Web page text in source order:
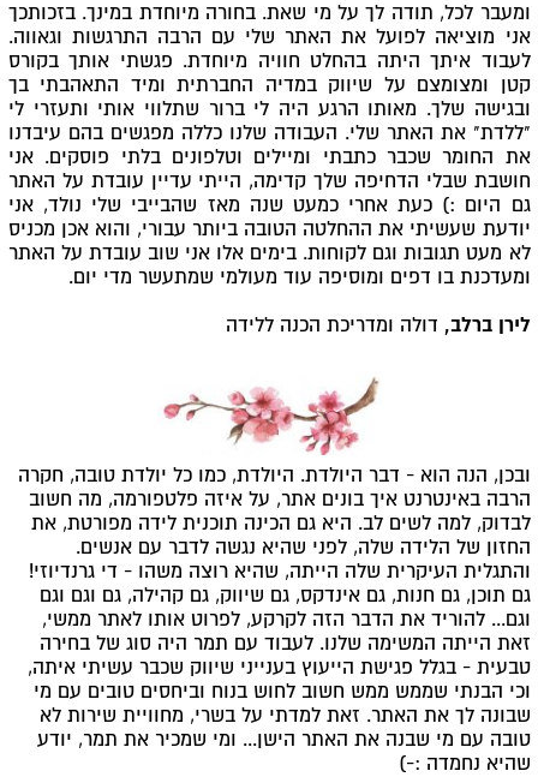
ובכן, הנה הוא - דבר היולדת. היולדת, כמו כל יולדת טובה, חקרה
הרבה באינטרנט איך בונים אתר, על איזה פלטפורמה, מה חשוב
לבדוק, למה לשים לב. היא גם הכינה תוכנית לידה מפורטת, את
החזון של הלידה שלה, לפני שהיא נגשה לדבר עם אנשים.
והתגלית העיקרית שלה הייתה, שהיא רוצה משהו - די גרנדיוזי!
גם תוכן, גם חנות, גם אינדקס, גם שיווק, גם קהילה, גם וגם וגם
וגם... להוריד את הדבר הזה לקרקע, לפרוט אותו לאתר ממשי,
זאת הייתה המשימה שלנו. לעבוד עם תמר היה סוג של בחירה
טבעית - בגלל פגישת הייעוץ בענייני שיווק שכבר עשיתי איתה,
וכי הבנתי שממש ממש חשוב לחוש בנוח וביחסים טובים עם מי
שבונה לך את האתר. זאת למדתי על בשרי, מחוויית שירות לא
טובה עם מי שבנה את האתר הישן... ומי שמכיר את תמר, יודע
שהיא נחמדה :-)
ומעבר לכל, תודה לך על מי שאת. בחורה מיוחדת במינך. בזכותכך
אני מוציאה לפועל את האתר שלי עם הרבה התרגשות וגאווה.
לעבוד איתך היתה בהחלט חוויה מיוחדת. פגשתי אותך בקורס
קטן ומצומצם על שיווק במדיה החברתית ומיד התאהבתי בך
ובגישה שלך. מאותו הרגע היה לי ברור שתלווי אותי ותעזרי לי
"ללדת" את האתר שלי. העבודה שלנו כללה מפגשים בהם עיבדנו
את החומר שכבר כתבתי ומיילים וטלפונים בלתי פוסקים. אני
חושבת שבלי הדחיפה שלך קדימה, הייתי עדיין עובדת על האתר
גם היום :) כעת אחרי כמעט שנה מאז שהבייבי שלי נולד, אני
יודעת שעשיתי את ההחלטה הטובה ביותר עבורי, והוא אכן מכניס
לא מעט תגובות וגם לקוחות. בימים אלו אני שוב עובדת על האתר
ומעדכנת בו דפים ומוסיפה עוד מעולמי שמתעשר מדי יום.
לירן ברלב, דולה ומדריכת הכנה ללידה